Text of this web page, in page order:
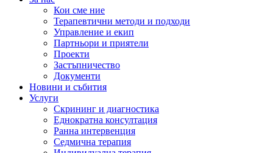
Кои сме ние
Терапевтични методи и подходи
Управление и екип
Партньори и приятели
Проекти
Застъпничество
Документи
Новини и събития
Услуги
Скрининг и диагностика
Еднократна консултация
Ранна интервенция
Седмична терапия